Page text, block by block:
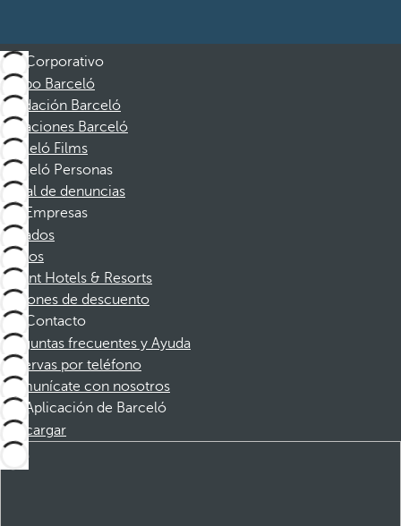
Corporativo
Grupo Barceló
Fundación Barceló
Vacaciones Barceló
Barceló Films
Barceló Personas
Canal de denuncias
Empresas
Afiliados
Socios
Dorint Hotels & Resorts
Cupones de descuento
Contacto
Preguntas frecuentes y Ayuda
Reservas por teléfono
Comunícate con nosotros
Aplicación de Barceló
Descargar